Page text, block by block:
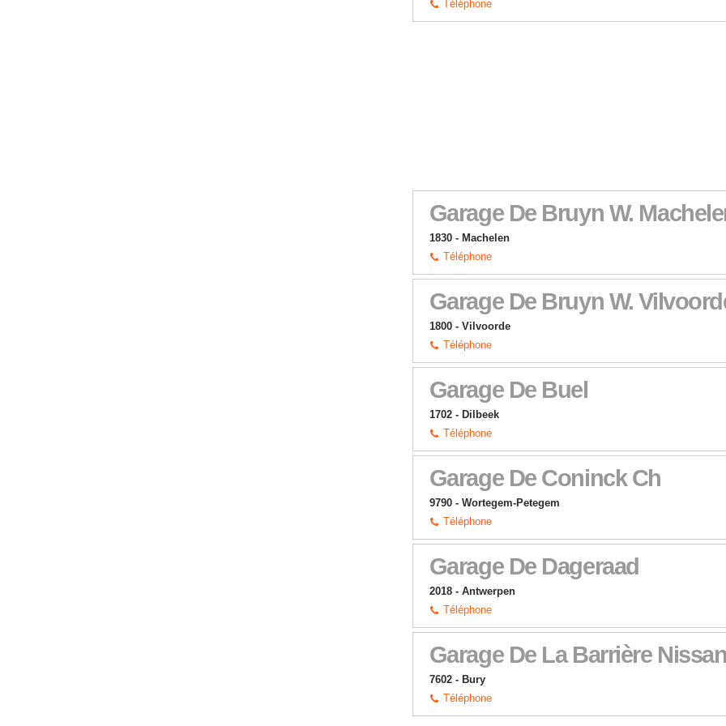
Téléphone
Garage De Bruyn W.
1830 - Machelen
Téléphone
Garage De Bruyn W.
1800 - Vilvoorde
Téléphone
Garage De Buel
1702 - Dilbeek
Téléphone
Garage De Coninck Ch
9790 - Wortegem-Petegem
Téléphone
Garage De Dageraad
2018 - Antwerpen
Téléphone
Garage De La Barrière
7602 - Bury
Téléphone